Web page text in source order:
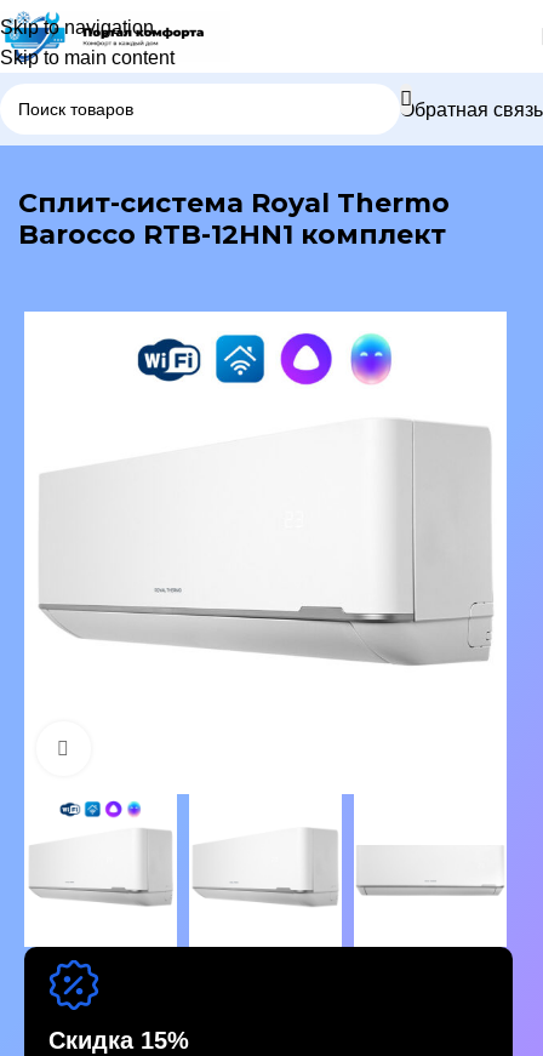
Skip to navigation
Skip to main content
Обратная связь
В каталог
Сплит-система Royal Thermo
Barocco RTB-12HN1 комплект
Скидка 15%